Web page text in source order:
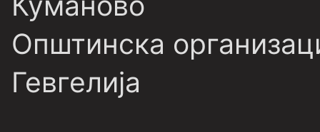
Општинска
Гевгелија